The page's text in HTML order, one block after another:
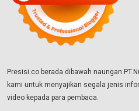
Presisi.co berada dibawah naungan
kami untuk menyajikan segala jenis
video kepada para pembaca.